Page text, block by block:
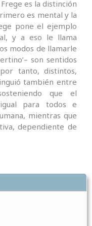
es la distinción
es mental y la
pone el ejemplo
y a eso le llama
modos de llamarle
son sentidos
tanto, distintos,
también entre
que el
para todos e
mientras que
dependiente de